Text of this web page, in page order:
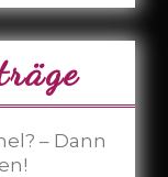
– Dann